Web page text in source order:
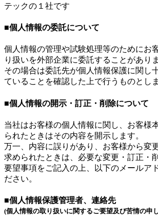
テックの１社です
■個人情報の委託について
個人情報の管理や試験処理等のためにお
り扱いを外部企業に委託することがありま
その場合は委託先が個人情報保護に関し
ていることを確認した上で行うものとしま
■個人情報の開示・訂正・削除について
当社はお客様の個人情報に関し、お客様
られたときはその内容を開示します。
万一、内容に誤りがあり、お客様から変
求められたときは、必要な変更・訂正・
要望事項をご記入の上、以下のメールア
ださい。
■個人情報保護管理者、連絡先
(個人情報の取り扱いに関するご要望及び苦情の申